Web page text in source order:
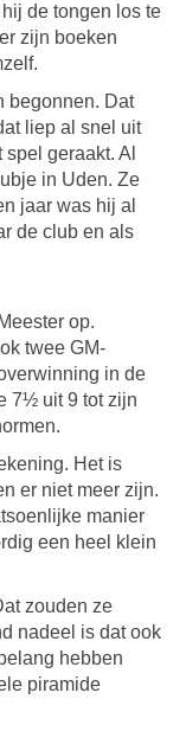
de tongen los te
zijn boeken
begonnen. Dat
liep al snel uit
geraakt. Al
in Uden. Ze
jaar was hij al
de club en als
op.
twee GM-
in de
7½ uit 9 tot zijn
Het is
er niet meer zijn.
manier
een heel klein
zouden ze
nadeel is dat ook
hebben
piramide